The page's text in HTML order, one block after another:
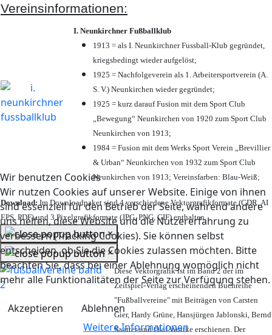
Wir benutzen Cookies
Wir nutzen Cookies auf unserer Website. Einige von ihnen
sind essenziell für den Betrieb der Seite, während andere
uns helfen, diese Website und die Nutzererfahrung zu
verbessern (Tracking Cookies). Sie können selbst
entscheiden, ob Sie die Cookies zulassen möchten. Bitte
beachten Sie, dass bei einer Ablehnung womöglich nicht
mehr alle Funktionalitäten der Seite zur Verfügung stehen.
Akzeptieren
Ablehnen
Weitere Informationen
Vereinsinformationen:
I. Neunkirchner Fußballklub
1913 = als I. Neunkirchner Fussball-Klub gegründet,
kriegsbedingt wieder aufgelöst;
1925 = Nachfolgeverein als 1. Arbeitersportverein (A.
S. V.) Neunkirchen wieder gegründet;
1925 = kurz darauf Fusion mit dem Sport Club
„Bewegung“ Neunkirchen von 1920 zum Sport Club
Neunkirchen von 1913;
1984 = Fusion mit dem Werks Sport Verein „Brevillier
& Urban“ Neunkirchen von 1932 zum Sport Club
Neunkirchen von 1913; Vereinsfarben: Blau-Weiß;
Download: Im Downloadpaket sind 4 verschiedene Vektorgrafikformate (CDR, AI
EPS, PDF) und 3 Pixelgrafikformate (JPG, PNG, GIF) enthalten.
×
×
Diese Vektorgrafik ist im Band 2 der im
Zeitspiel-Verlag erscheinenden Buchreihe
"Fußballvereine" mit Beiträgen von Carsten
Gier, Hardy Grüne, Hansjürgen Jablonski, Bernd
Sautter und Olaf Wuttke erschienen. Der